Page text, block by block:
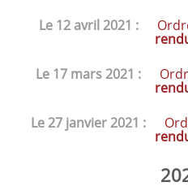
Le 12 avril 2021 :
rend
Le 17 mars 2021 :
rend
Le 27 janvier 2021 :
rend